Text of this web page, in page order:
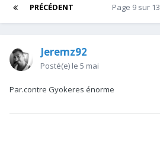
PRÉCÉDENT Page 9 sur 13
Jeremz92
Posté(e) le 5 mai
Par.contre Gyokeres énorme